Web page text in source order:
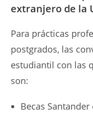
extranjero de la
Para prácticas
postgrados, las
estudiantil con las
son:
Becas